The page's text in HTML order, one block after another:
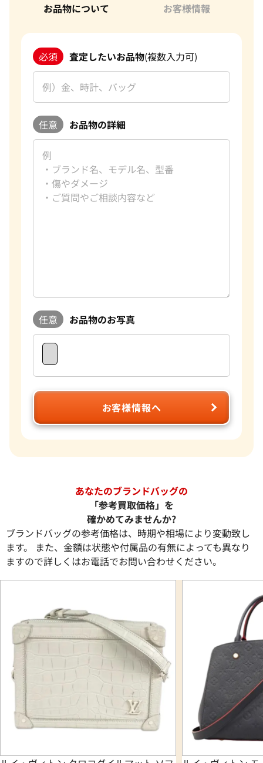
お品物について
お客様情報
必須 査定したいお品物(複数入力可)
任意 お品物の詳細
任意 お品物のお写真
お客様情報へ
あなたのブランドバッグの
「参考買取価格」を
確かめてみませんか?
ブランドバッグの参考価格は、時期や相場により変動致し
ます。 また、金額は状態や付属品の有無によっても異なり
ますので詳しくはお電話でお問い合わせください。